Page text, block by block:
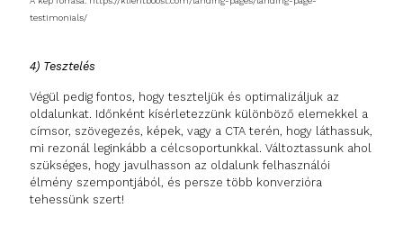
testimonials/
4) Tesztelés
Végül pedig fontos, hogy teszteljük és optimalizáljuk az
oldalunkat. Időnként kísérletezzünk különböző elemekkel a
címsor, szövegezés, képek, vagy a CTA terén, hogy láthassuk,
mi rezonál leginkább a célcsoportunkkal. Változtassunk ahol
szükséges, hogy javulhasson az oldalunk felhasználói
élmény szempontjából, és persze több konverzióra
tehessünk szert!